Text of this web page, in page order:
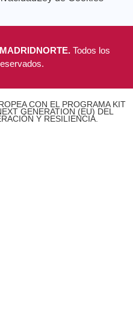
Todos los
CON EL PROGRAMA KIT
GENERATION (EU) DEL
Y RESILIENCIA.